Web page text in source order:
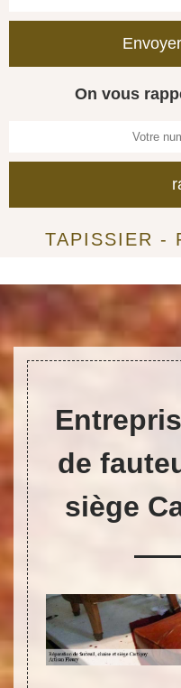
On vous
TAPISSIER -
de
siège